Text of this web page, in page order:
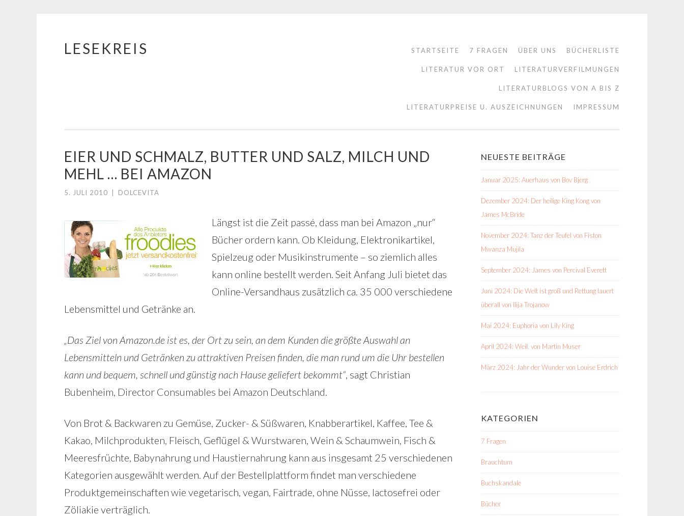
Springe
LESEKREIS STARTSEITE 7 FRAGEN ÜBER UNS BÜCHERLISTE
LITERATUR VOR ORT LITERATURVERFILMUNGEN
LITERATURBLOGS VON A BIS Z
LITERATURPREISE U. AUSZEICHNUNGEN IMPRESSUM
EIER UND SCHMALZ, BUTTER UND SALZ, MILCH UND
MEHL … BEI AMAZON
5. JULI 2010 DOLCEVITA
Längst ist die Zeit passé, dass man bei Amazon „nur“
Bücher ordern kann. Ob Kleidung, Elektronikartikel,
Spielzeug oder Musikinstrumente – so ziemlich alles
kann online bestellt werden. Seit Anfang Juli bietet das
Online-Versandhaus zusätzlich ca. 35 000 verschiedene
Lebensmittel und Getränke an.
„Das Ziel von Amazon.de ist es, der Ort zu sein, an dem Kunden die größte Auswahl an
Lebensmitteln und Getränken zu attraktiven Preisen finden, die man rund um die Uhr bestellen
kann und bequem, schnell und günstig nach Hause geliefert bekommt“, sagt Christian
Bubenheim, Director Consumables bei Amazon Deutschland.
Von Brot & Backwaren zu Gemüse, Zucker- & Süßwaren, Knabberartikel, Kaffee, Tee &
Kakao, Milchprodukten, Fleisch, Geflügel & Wurstwaren, Wein & Schaumwein, Fisch &
Meeresfrüchte, Babynahrung und Haustiernahrung kann aus insgesamt 25 verschiedenen
Kategorien ausgewählt werden. Auf der Bestellplattform findet man verschiedene
Produktgemeinschaften wie vegetarisch, vegan, Fairtrade, ohne Nüsse, lactosefrei oder
Zöliakie verträglich.
NEUESTE BEITRÄGE
Januar 2025: Auerhaus von Bov Bjerg
Dezember 2024: Der heilige King Kong von
James McBride
November 2024: Tanz der Teufel von Fiston
Mwanza Mujila
September 2024: James von Percival Everett
Juni 2024: Die Welt ist groß und Rettung lauert
überall von Ilija Trojanow
Mai 2024: Euphoria von Lily King
April 2024: Weil. von Martin Muser
März 2024: Jahr der Wunder von Louise Erdrich
KATEGORIEN
7 Fragen
Brauchtum
Buchskandale
Bücher